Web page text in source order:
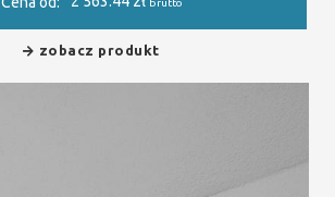
brutto
zobacz produkt